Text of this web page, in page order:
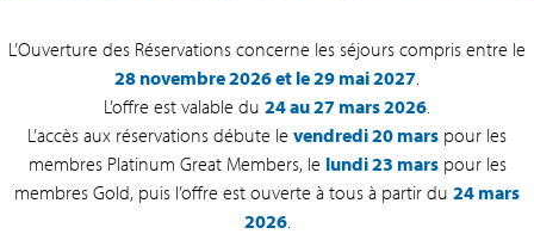
L’Ouverture des Réservations concerne les séjours compris entre le
28 novembre 2026 et le 29 mai 2027
L’offre est valable du 24 au 27 mars 2026
L’accès aux réservations débute le vendredi 20 mars pour les
membres Platinum Great Members, le lundi 23 marspour les
membres Gold, puis l’offre est ouverte à tous à partir du 24 mars
2026.